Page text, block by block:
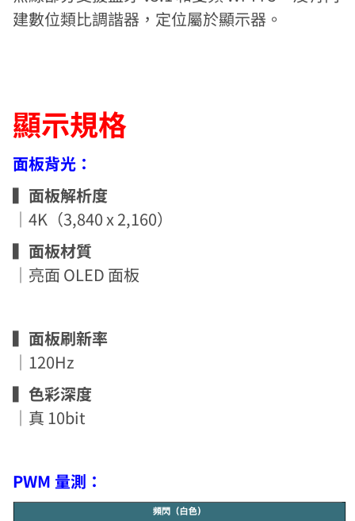
建數位類比調諧器，定位屬於顯示器。
顯示規格
面板背光：
▍面板解析度
｜4K（3,840 x 2,160）
▍面板材質
｜亮面 OLED 面板
▍面板刷新率
｜120Hz
▍色彩深度
｜真 10bit
PWM 量測：